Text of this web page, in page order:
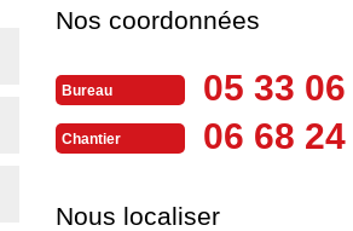
Nos coordonnées
Bureau 05 33
Chantier 06 68
Nous localiser